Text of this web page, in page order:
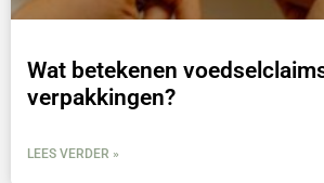
Wat betekenen
verpakkingen?
LEES VERDER »